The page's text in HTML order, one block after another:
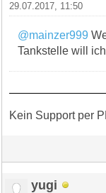
29.07.2017, 11:50
@mainzer999
Tankstelle will
Kein Support per
yugi